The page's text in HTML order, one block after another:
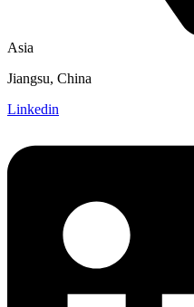
Asia
Jiangsu, China
Linkedin